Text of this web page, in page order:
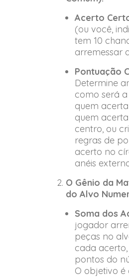
Acerto
(ou você,
tem 10
arremessar
Pontuação
Determine
como será
quem
quem
centro, ou
regras de
acerto no
anéis
O Gênio da
do Alvo
Soma dos
jogador
peças no
cada
pontos do
O objetivo é